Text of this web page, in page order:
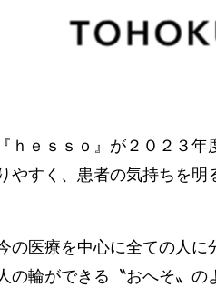
ｈｅｓｓｏ』が２０２３
やすく、患者の気持ちを
の医療を中心に全ての人
の輪ができる〝おへそ〟